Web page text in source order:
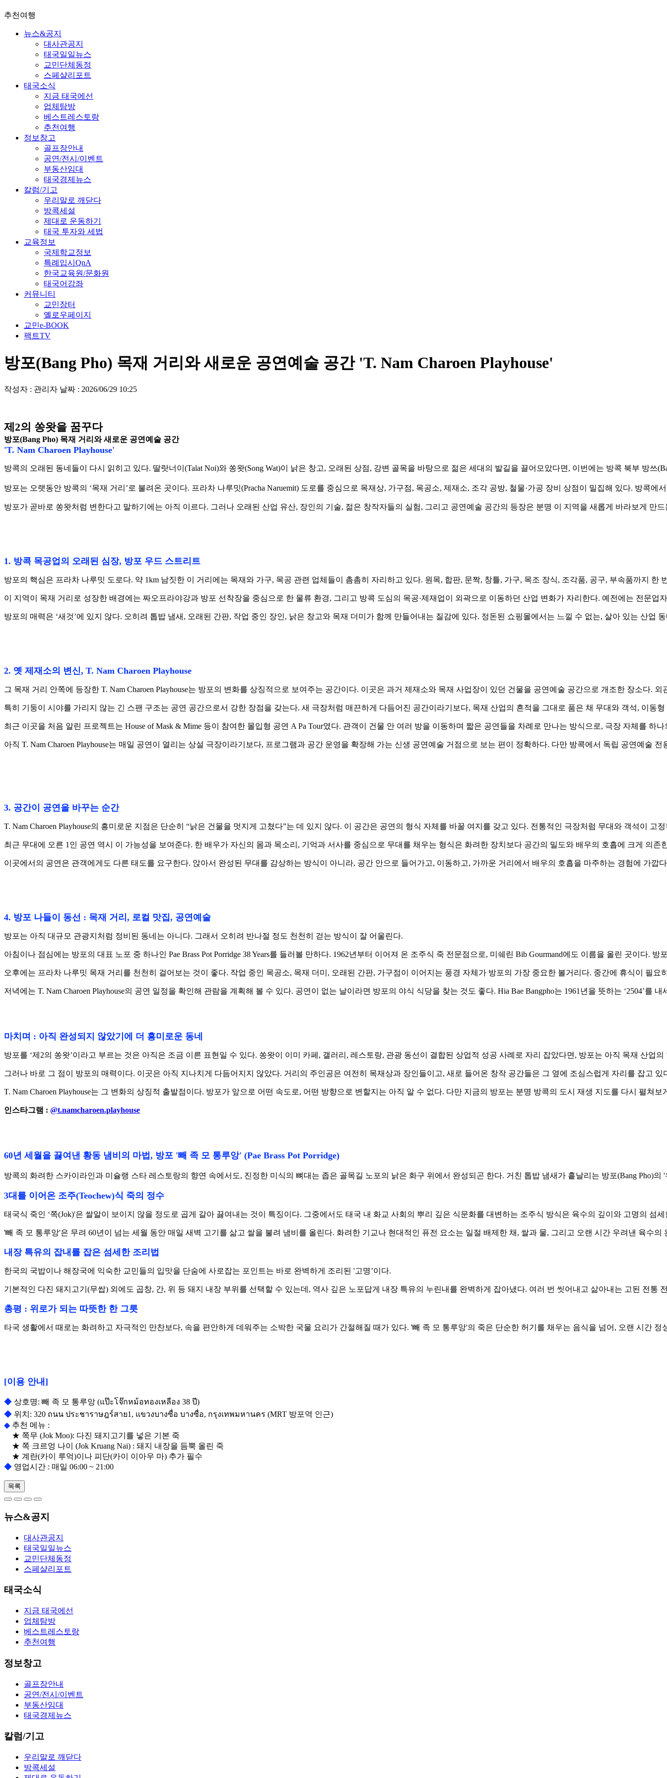
추천여행
뉴스&공지
대사관공지
태국일일뉴스
교민단체동정
스페샬리포트
태국소식
지금 태국에선
업체탐방
베스트레스토랑
추천여행
정보창고
골프장안내
공연/전시/이벤트
부동산임대
태국경제뉴스
칼럼/기고
우리말로 깨닫다
방콕세설
제대로 운동하기
태국 투자와 세법
교육정보
국제학교정보
특례입시QnA
한국교육원/문화원
태국어강좌
커뮤니티
교민장터
옐로우페이지
교민e-BOOK
팩트TV
방포(Bang Pho) 목재 거리와 새로운 공연예술 공간 'T. Nam Charoen Playhouse'
작성자 : 관리자 날짜 : 2026/06/29 10:25
제2의 쏭왓을 꿈꾸다
방포(Bang Pho) 목재 거리와 새로운 공연예술 공간
'T. Nam Charoen Playhouse'
방콕의 오래된 동네들이 다시 읽히고 있다. 딸랏너이(Talat Noi)와 쏭왓(Song Wat)이 낡은 창고, 오래된 상점, 강변 골목을 바탕으로 젊은 세대의 발길을 끌어모았다면, 이번에는 방콕 북부 방쓰
방포는 오랫동안 방콕의 ‘목재 거리’로 불려온 곳이다. 프라차 나루밋(Pracha Naruemit) 도로를 중심으로 목재상, 가구점, 목공소, 제재소, 조각 공방, 철물·가공 장비 상점이 밀집해 있다. 방
방포가 곧바로 쏭왓처럼 변한다고 말하기에는 아직 이르다. 그러나 오래된 산업 유산, 장인의 기술, 젊은 창작자들의 실험, 그리고 공연예술 공간의 등장은 분명 이 지역을 새롭게 바라보게 만
1. 방콕 목공업의 오래된 심장, 방포 우드 스트리트
방포의 핵심은 프라차 나루밋 도로다. 약 1km 남짓한 이 거리에는 목재와 가구, 목공 관련 업체들이 촘촘히 자리하고 있다. 원목, 합판, 문짝, 창틀, 가구, 목조 장식, 조각품, 공구, 부속품까지
이 지역이 목재 거리로 성장한 배경에는 짜오프라야강과 방포 선착장을 중심으로 한 물류 환경, 그리고 방콕 도심의 목공·제재업이 외곽으로 이동하던 산업 변화가 자리한다. 예전에는 전문
방포의 매력은 ‘새것’에 있지 않다. 오히려 톱밥 냄새, 오래된 간판, 작업 중인 장인, 낡은 창고와 목재 더미가 함께 만들어내는 질감에 있다. 정돈된 쇼핑몰에서는 느낄 수 없는, 살아 있는 산업
2. 옛 제재소의 변신, T. Nam Charoen Playhouse
그 목재 거리 안쪽에 등장한 T. Nam Charoen Playhouse는 방포의 변화를 상징적으로 보여주는 공간이다. 이곳은 과거 제재소와 목재 사업장이 있던 건물을 공연예술 공간으로 개조한 장소다.
특히 기둥이 시야를 가리지 않는 긴 스팬 구조는 공연 공간으로서 강한 장점을 갖는다. 새 극장처럼 매끈하게 다듬어진 공간이라기보다, 목재 산업의 흔적을 그대로 품은 채 무대와 객석, 이동
최근 이곳을 처음 알린 프로젝트는 House of Mask & Mime 등이 참여한 몰입형 공연 A Pa Tour였다. 관객이 건물 안 여러 방을 이동하며 짧은 공연들을 차례로 만나는 방식으로, 극장 자체를
아직 T. Nam Charoen Playhouse는 매일 공연이 열리는 상설 극장이라기보다, 프로그램과 공간 운영을 확장해 가는 신생 공연예술 거점으로 보는 편이 정확하다. 다만 방콕에서 독립 공연예
3. 공간이 공연을 바꾸는 순간
T. Nam Charoen Playhouse의 흥미로운 지점은 단순히 “낡은 건물을 멋지게 고쳤다”는 데 있지 않다. 이 공간은 공연의 형식 자체를 바꿀 여지를 갖고 있다. 전통적인 극장처럼 무대와 객석이
최근 무대에 오른 1인 공연 역시 이 가능성을 보여준다. 한 배우가 자신의 몸과 목소리, 기억과 서사를 중심으로 무대를 채우는 형식은 화려한 장치보다 공간의 밀도와 배우의 호흡에 크게 의
이곳에서의 공연은 관객에게도 다른 태도를 요구한다. 앉아서 완성된 무대를 감상하는 방식이 아니라, 공간 안으로 들어가고, 이동하고, 가까운 거리에서 배우의 호흡을 마주하는 경험에 가
4. 방포 나들이 동선 : 목재 거리, 로컬 맛집, 공연예술
방포는 아직 대규모 관광지처럼 정비된 동네는 아니다. 그래서 오히려 반나절 정도 천천히 걷는 방식이 잘 어울린다.
아침이나 점심에는 방포의 대표 노포 중 하나인 Pae Brass Pot Porridge 38 Years를 들러볼 만하다. 1962년부터 이어져 온 조주식 죽 전문점으로, 미쉐린 Bib Gourmand에도 이름을 올린 곳이다.
오후에는 프라차 나루밋 목재 거리를 천천히 걸어보는 것이 좋다. 작업 중인 목공소, 목재 더미, 오래된 간판, 가구점이 이어지는 풍경 자체가 방포의 가장 중요한 볼거리다. 중간에 휴식이 필
저녁에는 T. Nam Charoen Playhouse의 공연 일정을 확인해 관람을 계획해 볼 수 있다. 공연이 없는 날이라면 방포의 야식 식당을 찾는 것도 좋다. Hia Bae Bangpho는 1961년을 뜻하는 ‘2504’
마치며 : 아직 완성되지 않았기에 더 흥미로운 동네
방포를 ‘제2의 쏭왓’이라고 부르는 것은 아직은 조금 이른 표현일 수 있다. 쏭왓이 이미 카페, 갤러리, 레스토랑, 관광 동선이 결합된 상업적 성공 사례로 자리 잡았다면, 방포는 아직 목재 산업
그러나 바로 그 점이 방포의 매력이다. 이곳은 아직 지나치게 다듬어지지 않았다. 거리의 주인공은 여전히 목재상과 장인들이고, 새로 들어온 창작 공간들은 그 옆에 조심스럽게 자리를 잡고
T. Nam Charoen Playhouse는 그 변화의 상징적 출발점이다. 방포가 앞으로 어떤 속도로, 어떤 방향으로 변할지는 아직 알 수 없다. 다만 지금의 방포는 분명 방콕의 도시 재생 지도를 다시 펼
인스타그램 : @t.namcharoen.playhouse
60년 세월을 끓여낸 황동 냄비의 마법, 방포 '빼 족 모 통루앙' (Pae Brass Pot Porridge)
방콕의 화려한 스카이라인과 미슐랭 스타 레스토랑의 향연 속에서도, 진정한 미식의 뼈대는 좁은 골목길 노포의 낡은 화구 위에서 완성되곤 한다. 거친 톱밥 냄새가 흩날리는 방포(Bang
3대를 이어온 조주(Teochew)식 죽의 정수
태국식 죽인 ‘쪽(Jok)'은 쌀알이 보이지 않을 정도로 곱게 갈아 끓여내는 것이 특징이다. 그중에서도 태국 내 화교 사회의 뿌리 깊은 식문화를 대변하는 조주식 방식은 육수의 깊이와 고명의 섬
'빼 족 모 통루앙'은 무려 60년이 넘는 세월 동안 매일 새벽 고기를 삶고 쌀을 불려 냄비를 올린다. 화려한 기교나 현대적인 퓨전 요소는 일절 배제한 채, 쌀과 물, 그리고 오랜 시간 우려낸 육수
내장 특유의 잡내를 잡은 섬세한 조리법
한국의 국밥이나 해장국에 익숙한 교민들의 입맛을 단숨에 사로잡는 포인트는 바로 완벽하게 조리된 '고명’이다.
기본적인 다진 돼지고기(무쌉) 외에도 곱창, 간, 위 등 돼지 내장 부위를 선택할 수 있는데, 역사 깊은 노포답게 내장 특유의 누린내를 완벽하게 잡아냈다. 여러 번 씻어내고 삶아내는 고된
총평 : 위로가 되는 따뜻한 한 그릇
타국 생활에서 때로는 화려하고 자극적인 만찬보다, 속을 편안하게 데워주는 소박한 국물 요리가 간절해질 때가 있다. '빼 족 모 통루앙'의 죽은 단순한 허기를 채우는 음식을 넘어, 오랜 시간
[이용 안내]
◆ 상호명: 빼 족 모 통루앙 (แป๊ะโจ๊กหม้อทองเหลือง 38 ปี)
◆ 위치: 320 ถนน ประชาราษฎร์สาย1, แขวงบางซื่อ บางซื่อ, กรุงเทพมหานคร (MRT 방포역 인근)
◆ 추천 메뉴 :
★ 쪽무 (Jok Moo): 다진 돼지고기를 넣은 기본 죽
★ 쪽 크르엉 나이 (Jok Kruang Nai) : 돼지 내장을 듬뿍 올린 죽
★ 계란(카이 루억)이나 피단(카이 이아우 마) 추가 필수
◆ 영업시간 : 매일 06:00 ~ 21:00
목록
뉴스&공지
대사관공지
태국일일뉴스
교민단체동정
스페샬리포트
태국소식
지금 태국에선
업체탐방
베스트레스토랑
추천여행
정보창고
골프장안내
공연/전시/이벤트
부동산임대
태국경제뉴스
칼럼/기고
우리말로 깨닫다
방콕세설